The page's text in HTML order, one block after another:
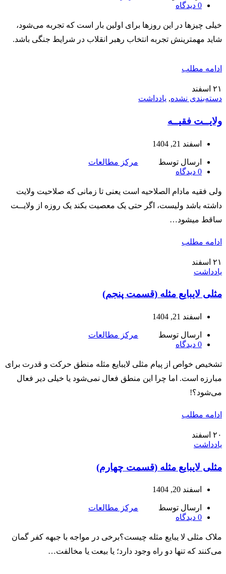
0 دیدگاه
خیلی چیزها در این روزها برای اولین بار است که تجربه می‌شود،
شاید مهمترینش تجربه انتخاب رهبر انقلاب در شرایط جنگی باشد.
ادامه مطلب
۲۱ اسفند
دسته‌بندی نشده, یادداشت
ولایــت فقیــه
اسفند 21, 1404
ارسال توسط
مرکز مطالعات
0 دیدگاه
ولی فقیه مادام الصلاحیه است یعنی تا زمانی که صلاحیت ولایت
داشته باشد ولیست، اگر حتی یک معصیت بکند یک روزه از ولایــت
ساقط میشود…
ادامه مطلب
۲۱ اسفند
یادداشت
مثلی لایبایع مثله (قسمت پنجم)
اسفند 21, 1404
ارسال توسط
مرکز مطالعات
0 دیدگاه
تشخیص خواص از پیام مثلی لایبایع مثله منطق حرکت و قدرت برای
مبارزه است. اما چرا این منطق فعال نمی‌شود یا خیلی دیر فعال
می‌شود؟!
ادامه مطلب
۲۰ اسفند
یادداشت
مثلی لایبایع مثله (قسمت چهارم)
اسفند 20, 1404
ارسال توسط
مرکز مطالعات
0 دیدگاه
ملاک مثلی لا یبایع مثله چیست؟برخی در مواجه با جبهه کفر گمان
می‌کنند که تنها دو راه وجود دارد؛ یا بیعت یا مخالفت…